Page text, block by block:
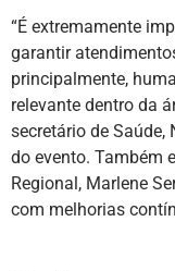
“É extremamente
garantir
principalmente,
relevante dentro da
secretário de Saúde,
do evento. Também
Regional, Marlene
com melhorias